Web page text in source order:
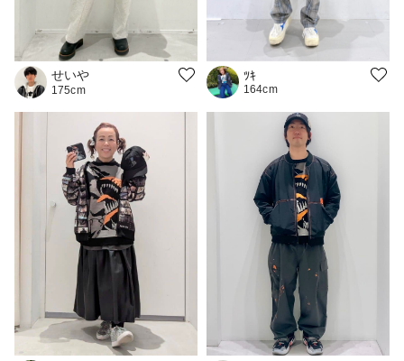
せいや
175cm
ﾂｷ
164cm